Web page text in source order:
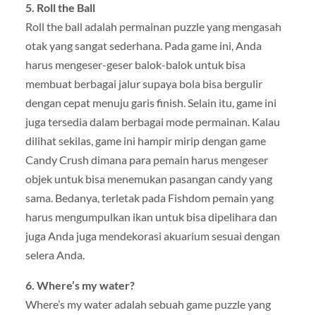
5. Roll the Ball
Roll the ball adalah permainan puzzle yang mengasah
otak yang sangat sederhana. Pada game ini, Anda
harus mengeser-geser balok-balok untuk bisa
membuat berbagai jalur supaya bola bisa bergulir
dengan cepat menuju garis finish. Selain itu, game ini
juga tersedia dalam berbagai mode permainan. Kalau
dilihat sekilas, game ini hampir mirip dengan game
Candy Crush dimana para pemain harus mengeser
objek untuk bisa menemukan pasangan candy yang
sama. Bedanya, terletak pada Fishdom pemain yang
harus mengumpulkan ikan untuk bisa dipelihara dan
juga Anda juga mendekorasi akuarium sesuai dengan
selera Anda.
6. Where’s my water?
Where’s my water adalah sebuah game puzzle yang